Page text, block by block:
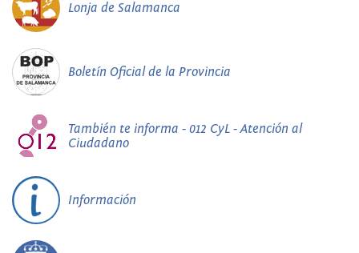
Lonja de Salamanca
Boletín Oficial de la Provincia
También te informa - 012 CyL - Atención al
Ciudadano
Información